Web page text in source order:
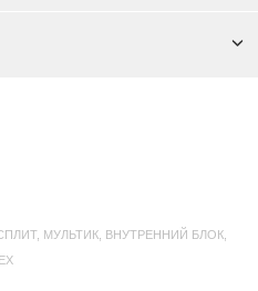
, МУЛЬТИК ВНУТРЕННИЙ БЛОК